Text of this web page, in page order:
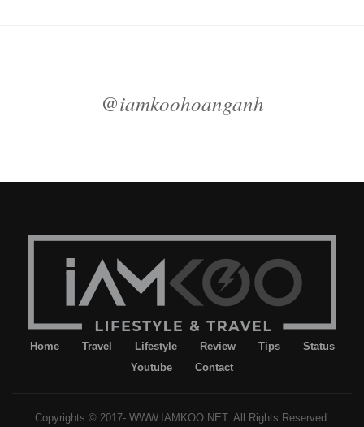
@iamkoohoanganh
Home Travel Lifestyle Review Tips
Status
Youtube
Contact
Copyrights © 2017- WWW.IAMKOO.NET. All Rights Reserved.